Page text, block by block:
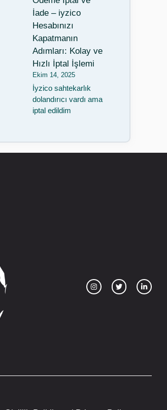
İade – iyzico
Hesabınızı
Kapatmanın
Adımları: Kolay ve
Hızlı İptal İşlemi
Ekim 14, 2025
İyzico sahtekarlık
dolandırıcı vardı ama
iptal edildim